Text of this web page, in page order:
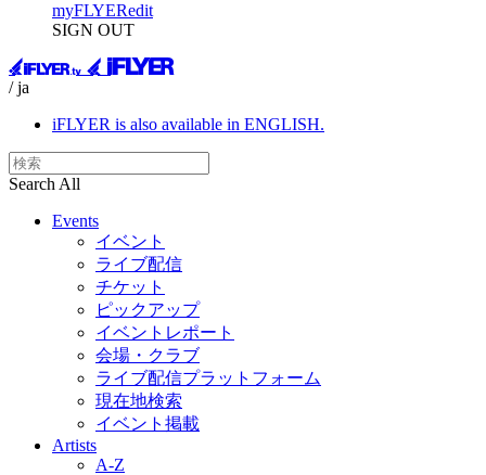
myFLYERedit
SIGN OUT
/ ja
iFLYER is also available in ENGLISH.
Search All
Events
イベント
ライブ配信
チケット
ピックアップ
イベントレポート
会場・クラブ
ライブ配信プラットフォーム
現在地検索
イベント掲載
Artists
A-Z